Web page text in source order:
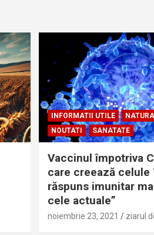
INFORMATII UTILE
NOUTATI
SANATATE
Vaccinul împotriva
care creează celule
răspuns imunitar
cele actuale”
noiembrie 23, 2021 ziarul